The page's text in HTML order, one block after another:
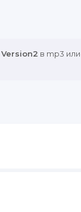
в mp3